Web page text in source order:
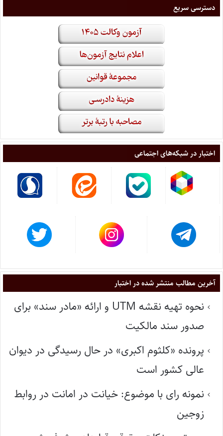
دسترسی سریع
اختبار در شبکه‌های اجتماعی
آخرین مطالب منتشر شده در اختبار
نحوه تهیه نقشه UTM و ارائه «مادر سند» برای
صدور سند مالکیت
پرونده «کلثوم اکبری» در حال رسیدگی در دیوان
عالی کشور است
نمونه رای با موضوع: خیانت در امانت در روابط
زوجین